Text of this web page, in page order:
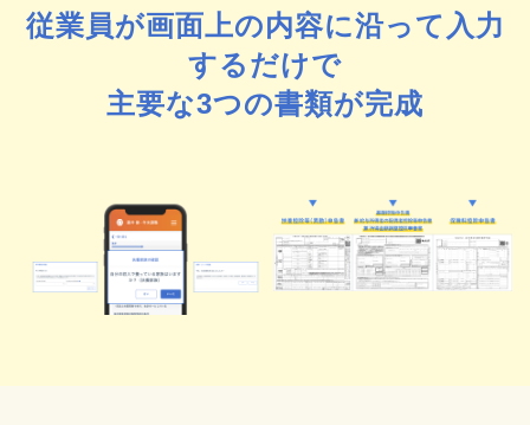
従業員が画面上の内容に沿って入力
するだけで
主要な3つの書類が完成